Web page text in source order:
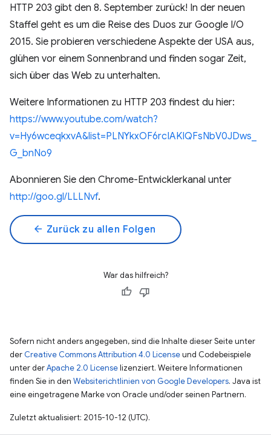
HTTP 203 gibt den 8. September zurück! In der neuen
Staffel geht es um die Reise des Duos zur Google I/O
2015. Sie probieren verschiedene Aspekte der USA aus,
glühen vor einem Sonnenbrand und finden sogar Zeit,
sich über das Web zu unterhalten.
Weitere Informationen zu HTTP 203 findest du hier:
https://www.youtube.com/watch?
v=Hy6wceqkxvA&list=PLNYkxOF6rcIAKIQFsNbV0JDws_
G_bnNo9
Abonnieren Sie den Chrome-Entwicklerkanal unter
http://goo.gl/LLLNvf.
arrow_back Zurück zu allen Folgen
War das hilfreich?
Sofern nicht anders angegeben, sind die Inhalte dieser Seite unter
der Creative Commons Attribution 4.0 Licenseund Codebeispiele
unter derApache 2.0 Licenselizenziert. Weitere Informationen
finden Sie in den Websiterichtlinien von Google Developers. Java ist
eine eingetragene Marke von Oracle und/oder seinen Partnern.
Zuletzt aktualisiert: 2015-10-12 (UTC).